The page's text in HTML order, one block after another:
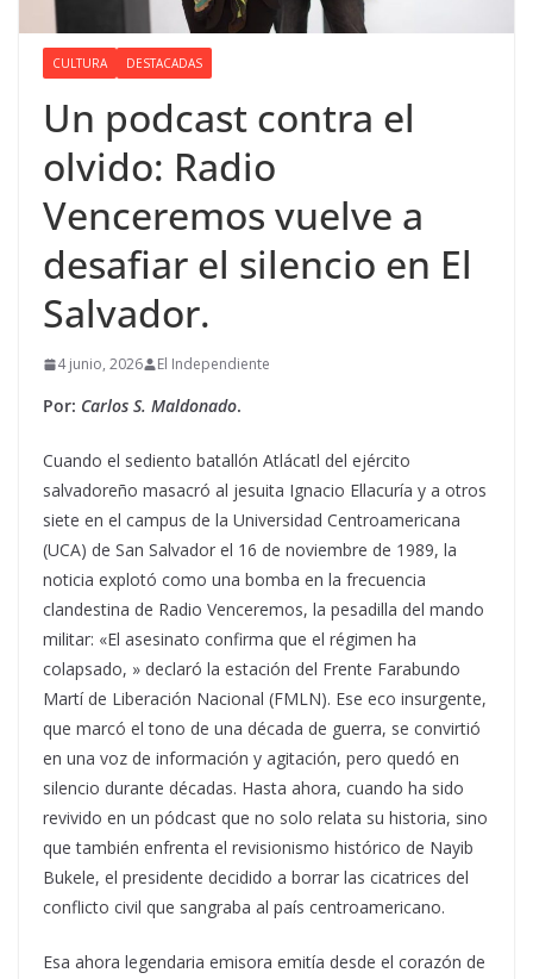
CULTURA DESTACADAS
Un podcast contra el
olvido: Radio
Venceremos vuelve a
desafiar el silencio en El
Salvador.
4 junio, 2026 El Independiente
Por: Carlos S. Maldonado.
Cuando el sediento batallón Atlácatl del ejército
salvadoreño masacró al jesuita Ignacio Ellacuría y a otros
siete en el campus de la Universidad Centroamericana
(UCA) de San Salvador el 16 de noviembre de 1989, la
noticia explotó como una bomba en la frecuencia
clandestina de Radio Venceremos, la pesadilla del mando
militar: «El asesinato confirma que el régimen ha
colapsado, » declaró la estación del Frente Farabundo
Martí de Liberación Nacional (FMLN). Ese eco insurgente,
que marcó el tono de una década de guerra, se convirtió
en una voz de información y agitación, pero quedó en
silencio durante décadas. Hasta ahora, cuando ha sido
revivido en un pódcast que no solo relata su historia, sino
que también enfrenta el revisionismo histórico de Nayib
Bukele, el presidente decidido a borrar las cicatrices del
conflicto civil que sangraba al país centroamericano.
Esa ahora legendaria emisora emitía desde el corazón de